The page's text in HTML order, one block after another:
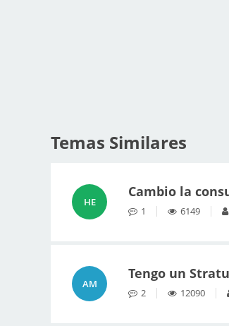
Temas Similares
HE
Cambio la
1 6149
AM
Tengo un
2 12090